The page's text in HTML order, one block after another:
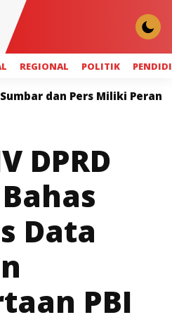
REGIONAL POLITIK
Pers Miliki Peran Strategis
DPRD
Data
PBI